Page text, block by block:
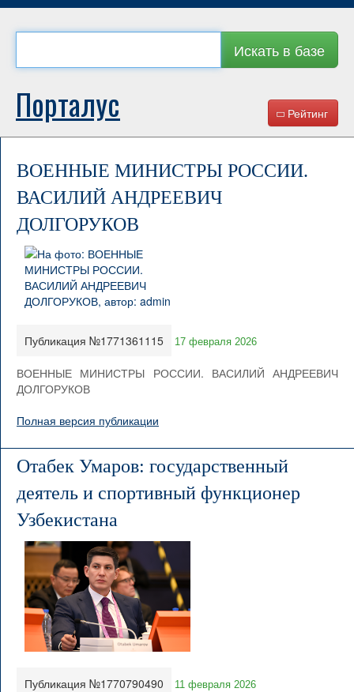
Искать в базе
Рейтинг
Порталус
ВОЕННЫЕ МИНИСТРЫ РОССИИ.
ВАСИЛИЙ АНДРЕЕВИЧ
ДОЛГОРУКОВ
Публикация №1771361115 17 февраля 2026
ВОЕННЫЕ МИНИСТРЫ РОССИИ. ВАСИЛИЙ АНДРЕЕВИЧ
ДОЛГОРУКОВ
Полная версия публикации
Отабек Умаров: государственный
деятель и спортивный функционер
Узбекистана
Публикация №1770790490 11 февраля 2026